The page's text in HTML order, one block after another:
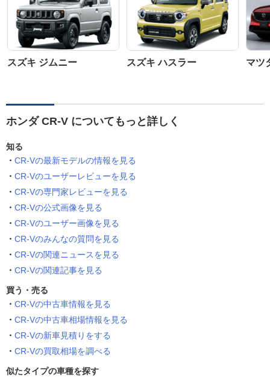
スズキ ジムニー スズキ ハスラー マツ
ホンダ CR-V についてもっと詳しく
知る
CR-Vの最新モデルの情報を見る
CR-Vのユーザーレビューを見る
CR-Vの専門家レビューを見る
CR-Vの公式画像を見る
CR-Vのユーザー画像を見る
CR-Vのみんなの質問を見る
CR-Vの関連ニュースを見る
CR-Vの関連記事を見る
買う・売る
CR-Vの中古車情報を見る
CR-Vの中古車相場情報を見る
CR-Vの新車見積りをする
CR-Vの買取相場を調べる
似たタイプの車種を探す